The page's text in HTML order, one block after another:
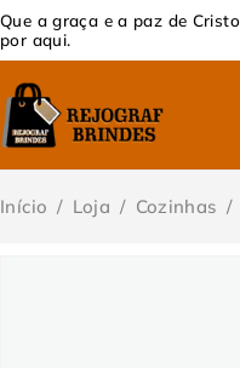
Que a graça e a paz de
por aqui.
Início / Loja / Cozinhas /